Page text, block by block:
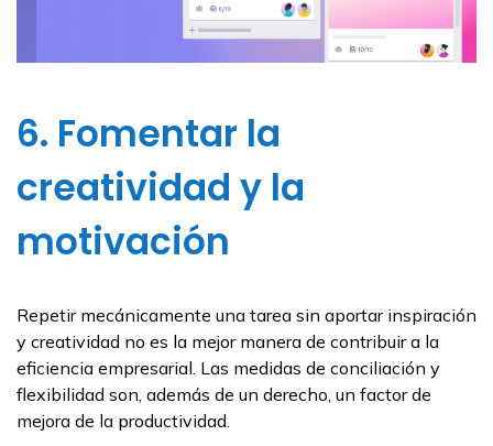
6. Fomentar la
creatividad y la
motivación
Repetir mecánicamente una tarea sin aportar inspiración
y creatividad no es la mejor manera de contribuir a la
eficiencia empresarial. Las medidas de conciliación y
flexibilidad son, además de un derecho, un factor de
mejora de la productividad.